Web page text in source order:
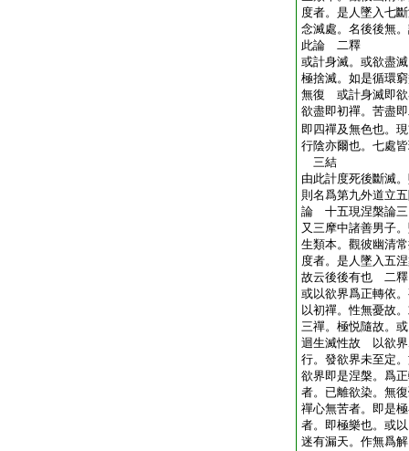
度者。是人墜入七
念滅處。名後後無
此論 二釋
或計身滅。或欲盡
極捨滅。如是循環
無復 或計身滅即欲
欲盡即初禪。苦盡
即四禪及無色也。
行陰亦爾也。七處
三結
由此計度死後斷滅
則名爲第九外道立
論 十五現涅槃論三
又三摩中諸善男子
生類本。觀彼幽清
度者。是人墜入五
故云後後有也 二釋
或以欲界爲正轉依
以初禪。性無憂故
三禪。極悦隨故。
迴生滅性故 以欲界
行。發欲界未至定
欲界即是涅槃。爲
者。已離欲染。無
禪心無苦者。即是
者。即極樂也。或
迷有漏天。作無爲